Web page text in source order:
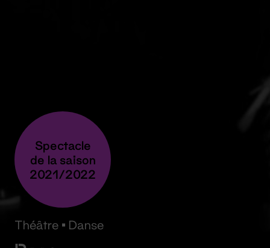
Spectacle
de la saison
2021/2022
Théâtre • Danse